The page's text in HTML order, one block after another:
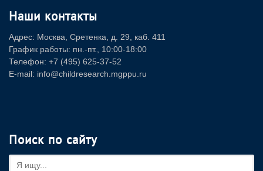
Наши контакты
Адрес: Москва, Сретенка, д. 29, каб. 411
График работы: пн.-пт., 10:00-18:00
Телефон: +7 (495) 625-37-52
E-mail: info@childresearch.mgppu.ru
Поиск по сайту